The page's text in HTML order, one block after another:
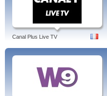
Canal Plus Live TV